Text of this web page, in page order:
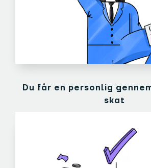
Du får en personlig
skat